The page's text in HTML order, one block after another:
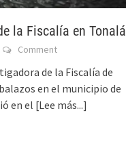
la Fiscalía en Tonalá
Comment
de la Fiscalía de
en el municipio de
en el [Lee más...]